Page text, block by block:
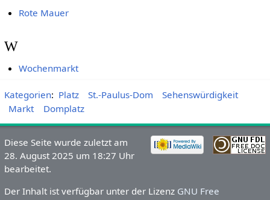
Rote Mauer
W
Wochenmarkt
Kategorien: Platz St.-Paulus-Dom
Sehenswürdigkeit
Markt
Domplatz
Diese Seite wurde zuletzt am
28. August 2025 um 18:27 Uhr
bearbeitet.
Der Inhalt ist verfügbar unter der Lizenz GNU Free